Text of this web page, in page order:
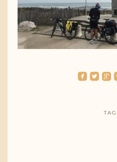
roundedfacebook roundedtwitterbird roundedgoogleplus